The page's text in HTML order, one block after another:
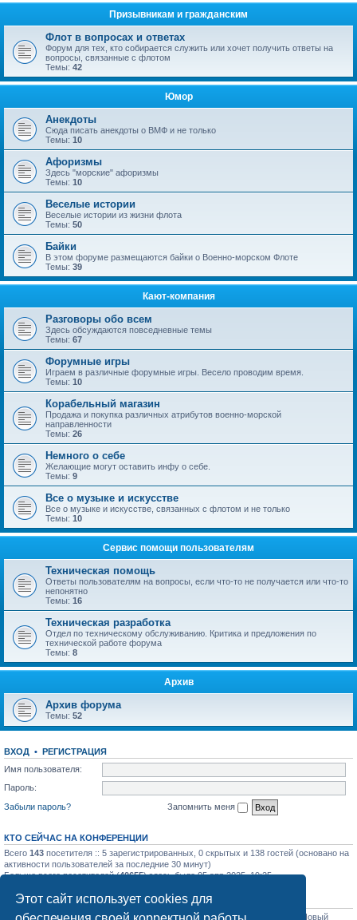
Этот сайт использует cookies для
Призывникам и гражданским
Флот в вопросах и ответах
Форум для тех, кто собирается служить или хочет получить ответы на
вопросы, связанные с флотом
Темы: 42
Юмор
Анекдоты
Сюда писать анекдоты о ВМФ и не только
Темы: 10
Афоризмы
Здесь "морские" афоризмы
Темы: 10
Веселые истории
Веселые истории из жизни флота
Темы: 50
Байки
В этом форуме размещаются байки о Военно-морском Флоте
Темы: 39
Кают-компания
Разговоры обо всем
Здесь обсуждаются повседневные темы
Темы: 67
Форумные игры
Играем в различные форумные игры. Весело проводим время.
Темы: 10
Корабельный магазин
Продажа и покупка различных атрибутов военно-морской
направленности
Темы: 26
Немного о себе
Желающие могут оставить инфу о себе.
Темы: 9
Все о музыке и искусстве
Все о музыке и искусстве, связанных с флотом и не только
Темы: 10
Сервис помощи пользователям
Техническая помощь
Ответы пользователям на вопросы, если что-то не получается или что-то
непонятно
Темы: 16
Техническая разработка
Отдел по техническому обслуживанию. Критика и предложения по
технической работе форума
Темы: 8
Архив
Архив форума
Темы: 52
ВХОД • РЕГИСТРАЦИЯ
Имя пользователя:
Пароль:
Забыли пароль?
Запомнить меня
КТО СЕЙЧАС НА КОНФЕРЕНЦИИ
Всего 143 посетителя :: 5 зарегистрированных, 0 скрытых и 138 гостей (основано на
активности пользователей за последние 30 минут)
Больше всего посетителей (40655) здесь было 05 апр 2025, 19:25
СТАТИСТИКА
Всего сообщений:31758• Всего тем:1129• Всего пользователей: • Новый